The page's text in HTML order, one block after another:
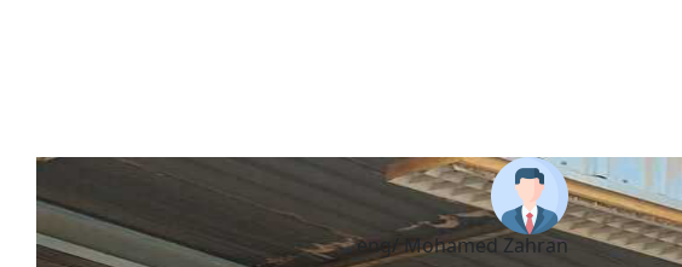
eng/ Mohamed Zahran